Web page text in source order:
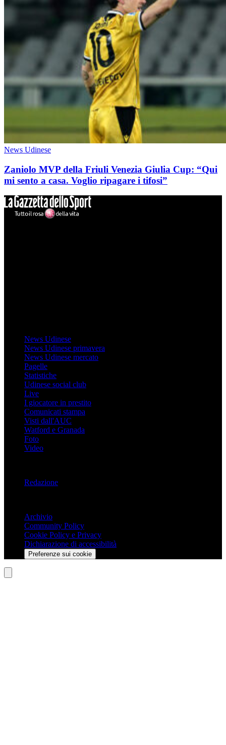
News Udinese
Zaniolo MVP della Friuli Venezia Giulia Cup: “Qui
mi sento a casa. Voglio ripagare i tifosi”
News Udinese
News Udinese primavera
News Udinese mercato
Pagelle
Statistiche
Udinese social club
Live
I giocatore in prestito
Comunicati stampa
Visti dall'AUC
Watford e Granada
Foto
Video
Redazione
Archivio
Community Policy
Cookie Policy e Privacy
Dichiarazione di accessibilità
Preferenze sui cookie